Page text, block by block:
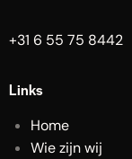
+31 6 55 75 8442
Links
Home
Wie zijn wij